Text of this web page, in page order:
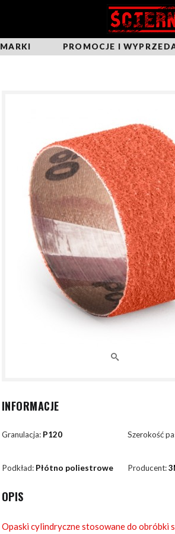
MARKI PROMOCJE I
INFORMACJE
Granulacja: P120 Szerokość
Podkład: Płótno poliestrowe Producent:
OPIS
Opaski cylindryczne stosowane do obróbki